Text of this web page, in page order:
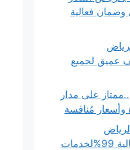
بـ300 ريال وضمان فعالية
عميق لجميع
على مدار
بـ45%خصم ونظافة مثالية 99%لخدمات